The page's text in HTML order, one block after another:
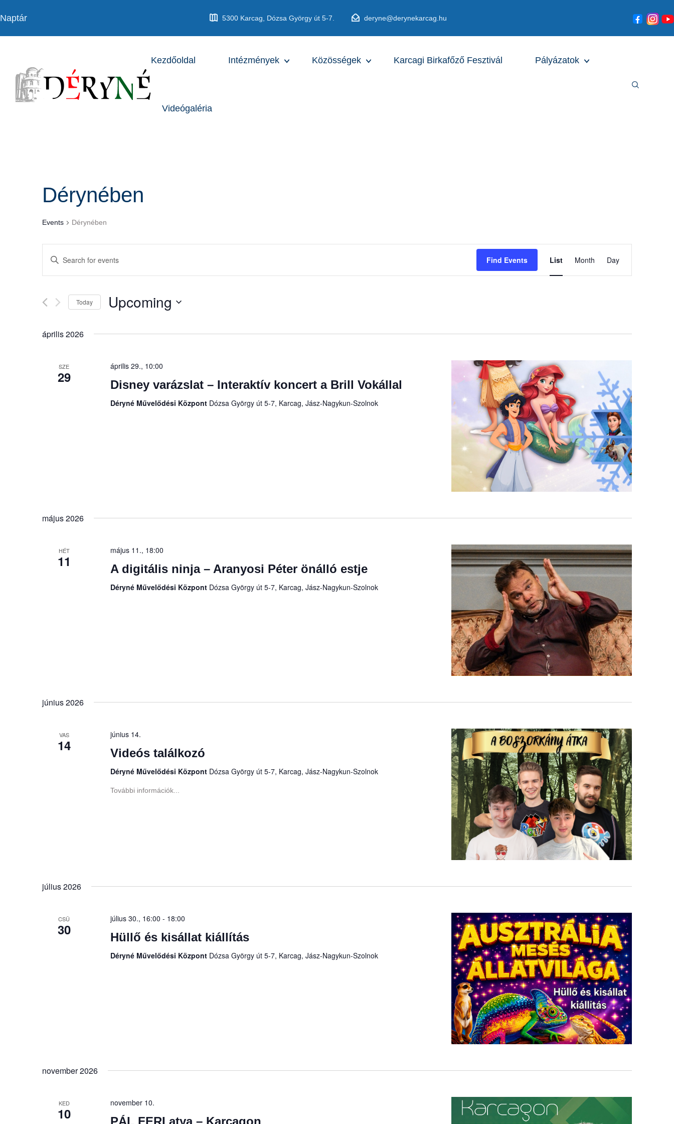
5300 Karcag, Dózsa György út 5-7. deryne@derynekarcag.hu
Kezdőoldal Intézmények Közösségek Karcagi Birkafőző Fesztivál Pályázatok
Videógaléria
Dérynében
Events Dérynében
Events
Search
and
Views
Navigation
Enter
for
Keyword.
Find Events
Views
List Month Day
Today Upcoming
date.
április 2026
SZE
29
április 29., 10:00
Disney varázslat – Interaktív koncert a Brill Vokállal
Déryné Művelődési Központ Dózsa György út 5-7, Karcag, Jász-Nagykun-Szolnok
május 2026
HÉT
11
május 11., 18:00
A digitális ninja – Aranyosi Péter önálló estje
Déryné Művelődési Központ Dózsa György út 5-7, Karcag, Jász-Nagykun-Szolnok
június 2026
VAS
14
június 14.
Videós találkozó
Déryné Művelődési Központ Dózsa György út 5-7, Karcag, Jász-Nagykun-Szolnok
További információk...
július 2026
CSÜ
30
július 30., 16:00 - 18:00
Hüllő és kisállat kiállítás
Déryné Művelődési Központ Dózsa György út 5-7, Karcag, Jász-Nagykun-Szolnok
november 2026
KED
10
november 10.
PÁL FERI atya – Karcagon